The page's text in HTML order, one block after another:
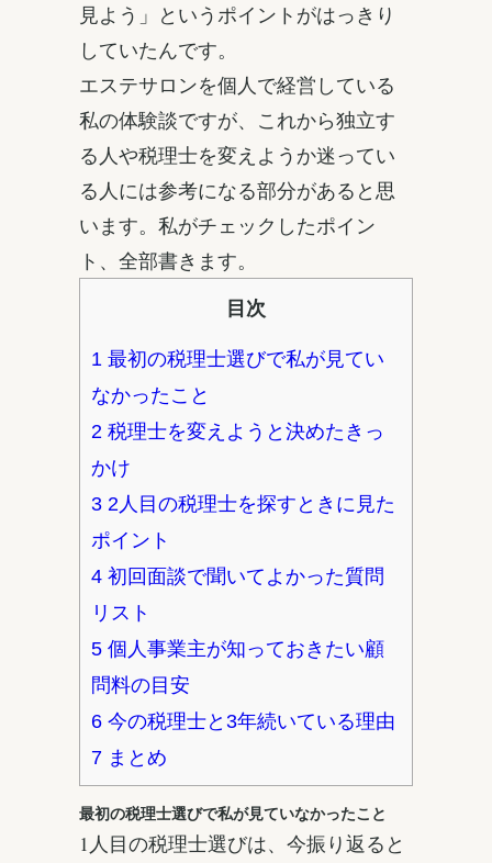
見よう」というポイントがはっきり
していたんです。
エステサロンを個人で経営している
私の体験談ですが、これから独立す
る人や税理士を変えようか迷ってい
る人には参考になる部分があると思
います。私がチェックしたポイン
ト、全部書きます。
目次
1 最初の税理士選びで私が見てい
なかったこと
2 税理士を変えようと決めたきっ
かけ
3 2人目の税理士を探すときに見た
ポイント
4 初回面談で聞いてよかった質問
リスト
5 個人事業主が知っておきたい顧
問料の目安
6 今の税理士と3年続いている理由
7 まとめ
最初の税理士選びで私が見ていなかったこと
1人目の税理士選びは、今振り返ると